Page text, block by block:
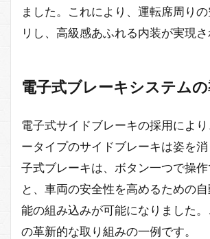
ました。これにより、運転席周り
リし、高級感あふれる内装が実現さ
電子式ブレーキシステムの
電子式サイドブレーキの採用によ
ータイプのサイドブレーキは姿を
子式ブレーキは、ボタン一つで操
と、車両の安全性を高めるための
能の組み込みが可能になりました
の革新的な取り組みの一例です。